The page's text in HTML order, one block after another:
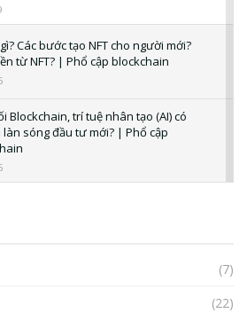
Các bước tạo NFT cho người mới?
từ NFT? | Phổ cập blockchain
Blockchain, trí tuệ nhân tạo (AI) có
làn sóng đầu tư mới? | Phổ cập
(7)
(22)